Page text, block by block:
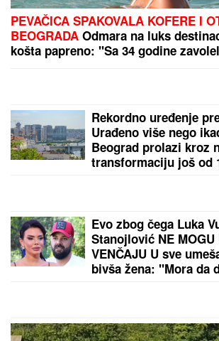
MISTERIJA "AKTIVNOG UMIRANJA"
redosledom se GUBE ČULA I
Glad i žeđ prvi nestaju, a telo se
(FOTO) ANDRIJA
STAVIO PAPILOTNE
objavio fotografiju iz
OVO JE NAJLEPŠA
BEOGRADU Naš
kuću od TRI MILIONA